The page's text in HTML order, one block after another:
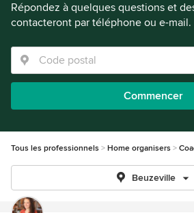
Répondez à quelques questions et
contacteront par téléphone ou e-mail.
Commencer
Tous les professionnels Home organisers
Beuzeville